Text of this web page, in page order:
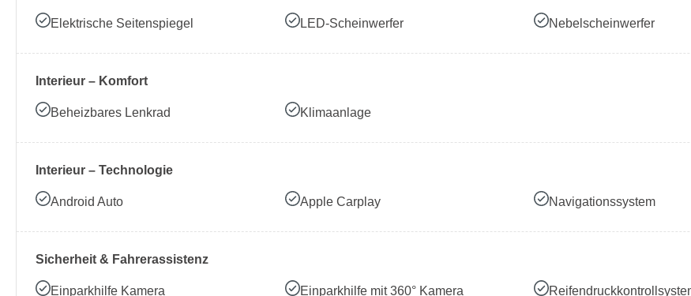
Elektrische Seitenspiegel LED-Scheinwerfer Nebelscheinwerfer
Interieur – Komfort
Beheizbares Lenkrad Klimaanlage
Interieur – Technologie
Android Auto Apple Carplay Navigationssystem
Sicherheit & Fahrerassistenz
Einparkhilfe Kamera Einparkhilfe mit 360° Kamera